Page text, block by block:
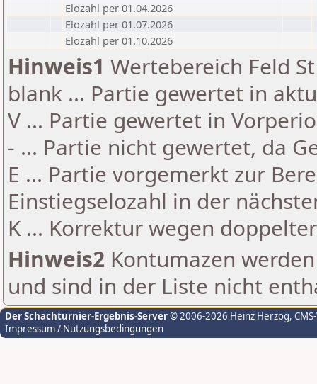
Elozahl per 01.04.2026
Elozahl per 01.07.2026
Elozahl per 01.10.2026
Hinweis1 Wertebereich Feld
blank ... Partie gewertet in
V ... Partie gewertet in
- ... Partie nicht gewertet, da
E ... Partie vorgemerkt zur
Einstiegselozahl in der
K ... Korrektur wegen
Hinweis2 Kontumazen
und sind in der Liste nicht
Der Schachturnier-Ergebnis-Server© 2006-2026 Heinz Herzog,
Impressum / Nutzungsbedingungen